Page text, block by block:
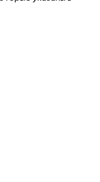
Департамента
города Москвы.
технологии
информации